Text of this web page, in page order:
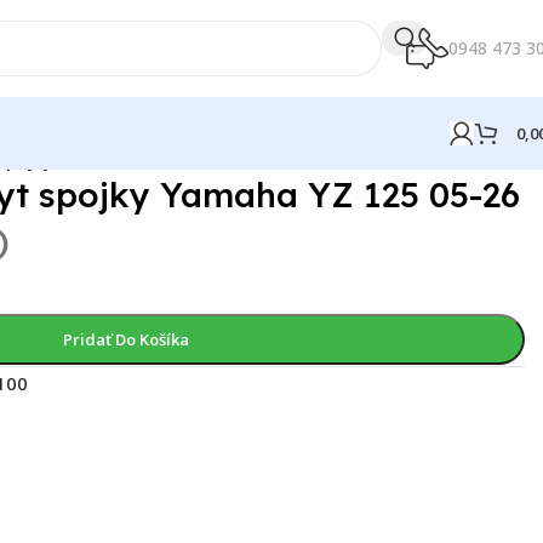
0948 473
spojky Yamaha YZ 125 05-26
Pridať Do Košíka